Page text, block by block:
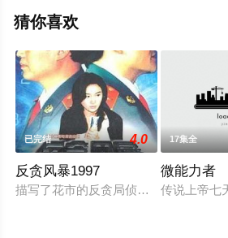
关信息可移步至豆瓣电视剧、电视猫
。
猜你喜欢
已完结 4.0
反贪风暴1997
描写了花市的反贪局侦察处处长冯勇
17集全
微能力者
传说上帝七